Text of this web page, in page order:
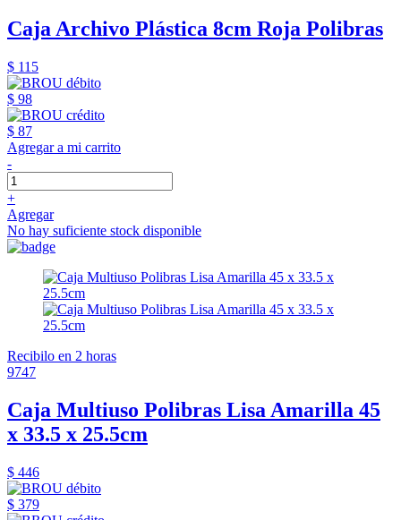
Caja Archivo Plástica 8cm Roja Polibras
$ 115
$ 98
$ 87
Agregar a mi carrito
-
+
Agregar
No hay suficiente stock disponible
Recibilo en 2 horas
9747
Caja Multiuso Polibras Lisa Amarilla 45
x 33.5 x 25.5cm
$ 446
$ 379